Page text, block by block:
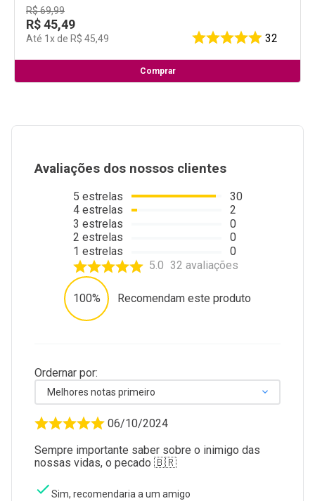
R$69,99
R$45,49
Até 1 x de R$ 45,49 32
Comprar
Avaliações dos nossos clientes
5 estrelas
4 estrelas
3 estrelas
2 estrelas
1 estrelas
30
2
0
0
0
5.0 32 avaliações
100% Recomendam este produto
Ordernar por:
Melhores notas primeiro
06/10/2024
Sempre importante saber sobre o inimigo das
nossas vidas, o pecado 🇧🇷
Sim, recomendaria a um amigo